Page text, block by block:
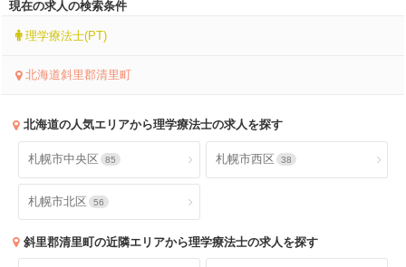
現在の求人の検索条件
理学療法士(PT)
北海道斜里郡清里町
北海道の人気エリアから理学療法士の求人を探す
札幌市中央区 85 札幌市西区 38
札幌市北区 56
斜里郡清里町の近隣エリアから理学療法士の求人を探す